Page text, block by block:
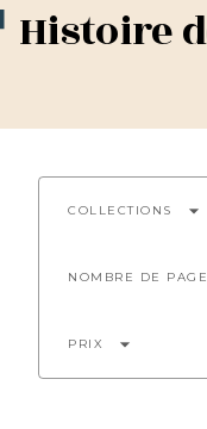
Histoire
COLLECTIONS arrow_drop_down
NOMBRE DE
PRIX arrow_drop_down